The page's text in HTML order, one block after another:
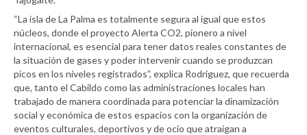
“La isla de La Palma es totalmente segura al igual que estos
núcleos, donde el proyecto Alerta CO2, pionero a nivel
internacional, es esencial para tener datos reales constantes de
la situación de gases y poder intervenir cuando se produzcan
picos en los niveles registrados”, explica Rodriguez, que recuerda
que, tanto el Cabildo como las administraciones locales han
trabajado de manera coordinada para potenciar la dinamización
social y económica de estos espacios con la organización de
eventos culturales, deportivos y de ocio que atraigan a